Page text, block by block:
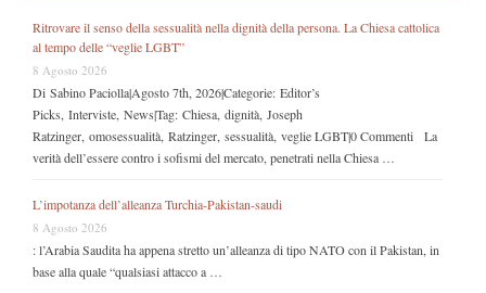
Ritrovare il senso della sessualità nella dignità della persona. La Chiesa cattolica
al tempo delle “veglie LGBT”
8 Agosto 2026
Di Sabino Paciolla|Agosto 7th, 2026|Categorie: Editor’s
Picks, Interviste, News|Tag: Chiesa, dignità, Joseph
Ratzinger, omosessualità, Ratzinger, sessualità, veglie LGBT|0 Commenti La
verità dell’essere contro i sofismi del mercato, penetrati nella Chiesa …
L’impotanza dell’alleanza Turchia-Pakistan-saudi
8 Agosto 2026
: l’Arabia Saudita ha appena stretto un’alleanza di tipo NATO con il Pakistan, in
base alla quale “qualsiasi attacco a …